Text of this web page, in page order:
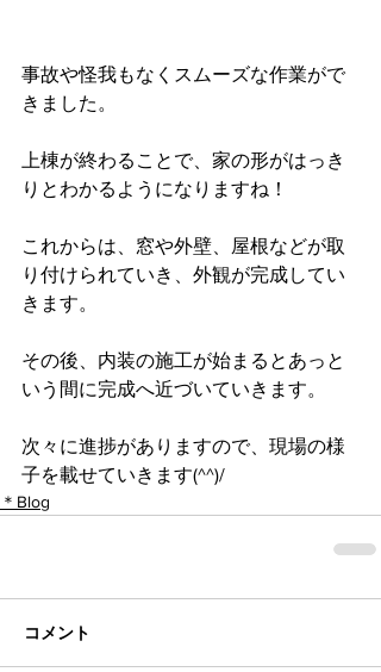
事故や怪我もなくスムーズな作業がで
きました。
上棟が終わることで、家の形がはっき
りとわかるようになりますね！
これからは、窓や外壁、屋根などが取
り付けられていき、外観が完成してい
きます。
その後、内装の施工が始まるとあっと
いう間に完成へ近づいていきます。
次々に進捗がありますので、現場の様
子を載せていきます(^^)/
＊Blog
コメント